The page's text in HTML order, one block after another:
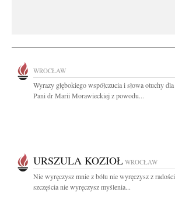
WROCŁAW
Wyrazy głębokiego współczucia i słowa otuchy dla
Pani dr Marii Morawieckiej z powodu...
URSZULA KOZIOŁ WROCŁAW
Nie wyręczysz mnie z bólu nie wyręczysz z radości
szczęścia nie wyręczysz myślenia...